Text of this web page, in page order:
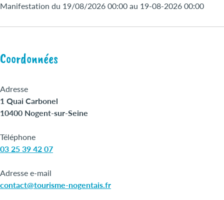
Manifestation du 19/08/2026 00:00 au 19-08-2026 00:00
Coordonnées
Adresse
1 Quai Carbonel
10400 Nogent-sur-Seine
Téléphone
03 25 39 42 07
Adresse e-mail
contact@tourisme-nogentais.fr